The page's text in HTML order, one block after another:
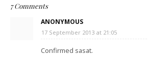
7 Comments
ANONYMOUS
17 September 2013 at 21:05
Confirmed sasat.